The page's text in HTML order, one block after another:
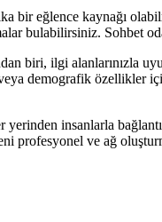
bir eğlence kaynağı
bulabilirsiniz. Sohbet
biri, ilgi alanlarınızla
demografik özellikler
yerinden insanlarla
profesyonel ve ağ